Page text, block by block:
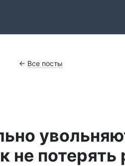
← Все посты
не потерять